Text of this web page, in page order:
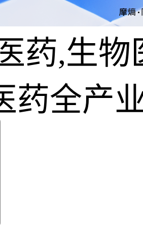
药全产